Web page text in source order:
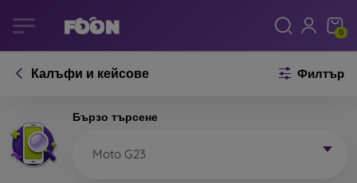
0
Калъфи и кейсове Филтър
Бързо търсене
Moto G23